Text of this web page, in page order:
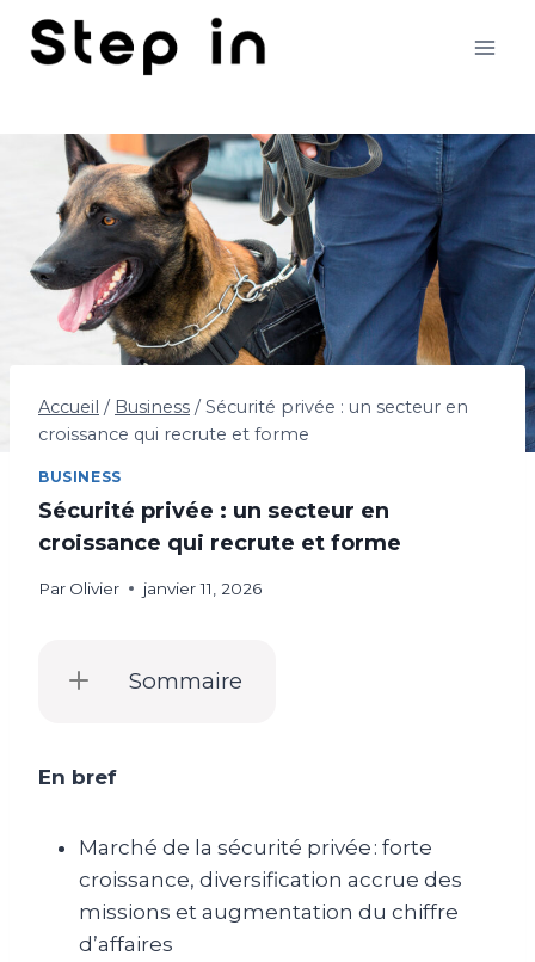
Aller
Accueil / Business / Sécurité privée : un secteur en
croissance qui recrute et forme
BUSINESS
Sécurité privée : un secteur en
croissance qui recrute et forme
Par Olivier janvier 11, 2026
Sommaire
En bref
Marché de la sécurité privée : forte
croissance, diversification accrue des
missions et augmentation du chiffre
d’affaires